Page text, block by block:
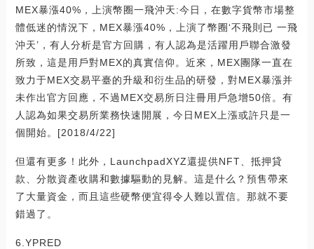
MEX暴漲40%，上演幣圈一飛沖天:今日，在數字貨幣市場整
體低迷的情況下，MEX暴漲40%，上演了幣圈‘不飛則已 一飛
沖天’，有人分析是官方回購，有人認為是活躍用戶聯合激發
所致，這是用戶對MEX的真實信仰。近來，MEX團隊一直在
致力于MEX交易平臺的升級和衍生品的研發，對MEX暴漲并
未作出官方回應，不過MEX交易所日注冊用戶急增50倍。有
人認為如果交易所業務快速開展，今日MEX上漲或許只是一
個開始。[2018/4/22]
但還有更多！此外，LaunchpadXYZ還提供NFT、抵押貸
款、分散資產收購和數據驅動的見解。這是什么？預售帶來
了大量資金，而且這些硬幣便宜得令人難以置信。那就不要
錯過了。
6.YPRED